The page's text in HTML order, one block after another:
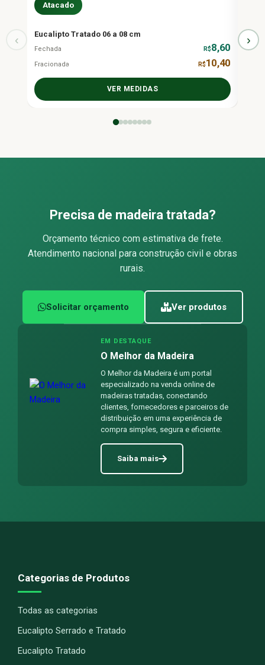
‹
Atacado
Eucalipto Tratado 06 a 08 cm
Fechada R$8,60
Fracionada R$10,40
VER MEDIDAS
›
Precisa de madeira tratada?
Orçamento técnico com estimativa de frete.
Atendimento nacional para construção civil e obras
rurais.
Solicitar orçamento Ver produtos
EM DESTAQUE
O Melhor da Madeira
O Melhor da Madeira é um portal
especializado na venda online de
madeiras tratadas, conectando
clientes, fornecedores e parceiros de
distribuição em uma experiência de
compra simples, segura e eficiente.
Saiba mais
Categorias de Produtos
Todas as categorias
Eucalipto Serrado e Tratado
Eucalipto Tratado